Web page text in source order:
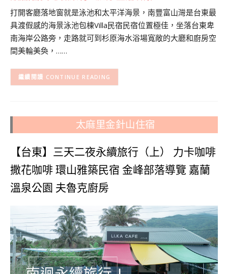
打開客廳落地窗就是泳池和太平洋海景，南豐富山灣是台東最
具渡假感的海景泳池包棟Villa民宿民宿位置極佳，坐落台東卑
南海岸公路旁，走路就可到杉原海水浴場寬敞的大廳和廚房空
間美輪美奐，……
CONTINUE READING
太麻里金針山住宿
【台東】三天二夜永續旅行（上） 力卡咖啡
撒花咖啡 環山雅築民宿 金峰部落導覽 嘉蘭
溫泉公園 夫魯克廚房